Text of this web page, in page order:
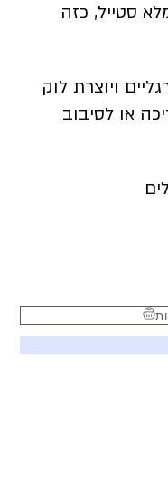
סטייל, כזה
ויוצרת לוק
או לסיבוב